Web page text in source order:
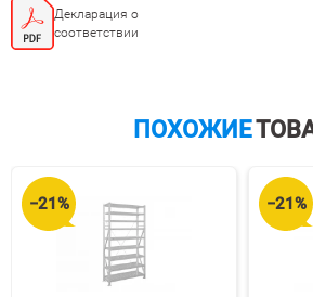
Декларация о
соответствии
ПОХОЖИЕ
−21% −21%